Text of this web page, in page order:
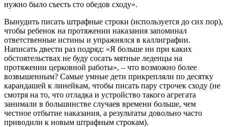
нужно было съесть сто обедов сходу».
Вынудить писать штрафные строки (используется до сих пор),
чтобы ребенок на протяжении наказания запоминал
ответственные истины и упражнялся в каллиграфии.
Написать двести раз подряд: «Я больше ни при каких
обстоятельствах не буду сосать мятные леденцы на
протяжении церковной работы», – что возможно более
возвышенным? Самые умные дети прикрепляли по десятку
карандашей к линейкам, чтобы писать пару строчек сходу (не
смотря на то, что отладка и устройство такого агрегата
занимали в большинстве случаев времени больше, чем
честное отбытие наказания, а результаты довольно часто
приводили к новым штрафным строкам).